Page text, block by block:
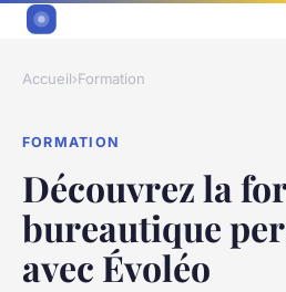
Accueil›Formation
FORMATION
Découvrez la
bureautique
avec Évoléo